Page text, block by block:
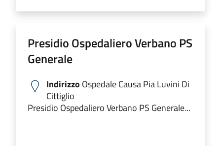
Presidio Ospedaliero Verbano PS
Generale
Indirizzo Ospedale Causa Pia Luvini Di
Cittiglio
Presidio Ospedaliero Verbano PS Generale...